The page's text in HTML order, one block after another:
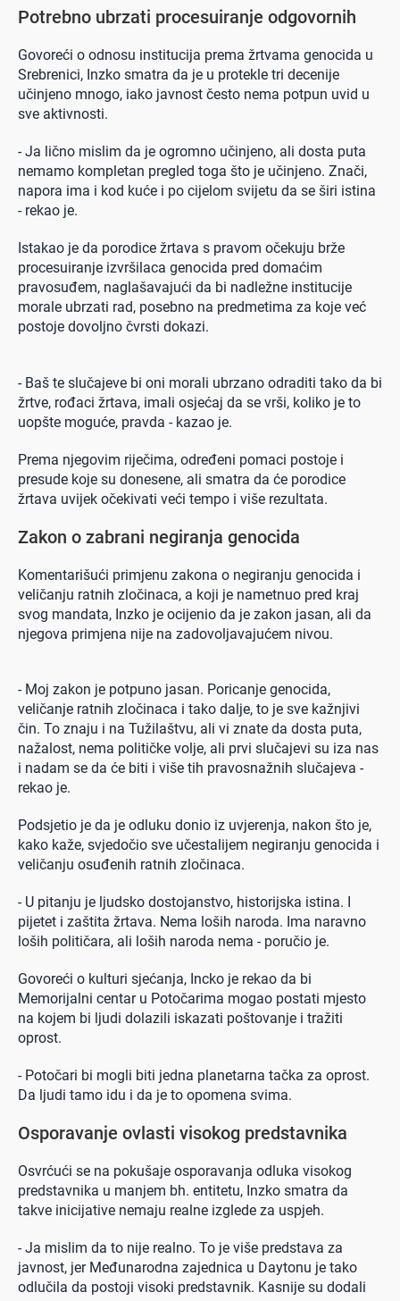
Potrebno ubrzati procesuiranje odgovornih
Govoreći o odnosu institucija prema žrtvama genocida u
Srebrenici, Inzko smatra da je u protekle tri decenije
učinjeno mnogo, iako javnost često nema potpun uvid u
sve aktivnosti.
- Ja lično mislim da je ogromno učinjeno, ali dosta puta
nemamo kompletan pregled toga što je učinjeno. Znači,
napora ima i kod kuće i po cijelom svijetu da se širi istina
- rekao je.
Istakao je da porodice žrtava s pravom očekuju brže
procesuiranje izvršilaca genocida pred domaćim
pravosuđem, naglašavajući da bi nadležne institucije
morale ubrzati rad, posebno na predmetima za koje već
postoje dovoljno čvrsti dokazi.
- Baš te slučajeve bi oni morali ubrzano odraditi tako da bi
žrtve, rođaci žrtava, imali osjećaj da se vrši, koliko je to
uopšte moguće, pravda - kazao je.
Prema njegovim riječima, određeni pomaci postoje i
presude koje su donesene, ali smatra da će porodice
žrtava uvijek očekivati veći tempo i više rezultata.
Zakon o zabrani negiranja genocida
Komentarišući primjenu zakona o negiranju genocida i
veličanju ratnih zločinaca, a koji je nametnuo pred kraj
svog mandata, Inzko je ocijenio da je zakon jasan, ali da
njegova primjena nije na zadovoljavajućem nivou.
- Moj zakon je potpuno jasan. Poricanje genocida,
veličanje ratnih zločinaca i tako dalje, to je sve kažnjivi
čin. To znaju i na Tužilaštvu, ali vi znate da dosta puta,
nažalost, nema političke volje, ali prvi slučajevi su iza nas
i nadam se da će biti i više tih pravosnažnih slučajeva -
rekao je.
Podsjetio je da je odluku donio iz uvjerenja, nakon što je,
kako kaže, svjedočio sve učestalijem negiranju genocida i
veličanju osuđenih ratnih zločinaca.
- U pitanju je ljudsko dostojanstvo, historijska istina. I
pijetet i zaštita žrtava. Nema loših naroda. Ima naravno
loših političara, ali loših naroda nema - poručio je.
Govoreći o kulturi sjećanja, Incko je rekao da bi
Memorijalni centar u Potočarima mogao postati mjesto
na kojem bi ljudi dolazili iskazati poštovanje i tražiti
oprost.
- Potočari bi mogli biti jedna planetarna tačka za oprost.
Da ljudi tamo idu i da je to opomena svima.
Osporavanje ovlasti visokog predstavnika
Osvrćući se na pokušaje osporavanja odluka visokog
predstavnika u manjem bh. entitetu, Inzko smatra da
takve inicijative nemaju realne izglede za uspjeh.
- Ja mislim da to nije realno. To je više predstava za
javnost, jer Međunarodna zajednica u Daytonu je tako
odlučila da postoji visoki predstavnik. Kasnije su dodali